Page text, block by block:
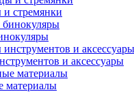
стремянки
и аксессуары
материалы